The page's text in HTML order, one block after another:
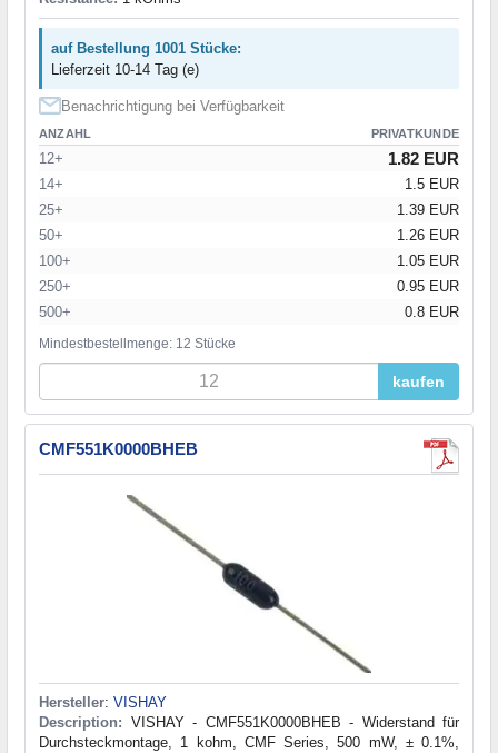
auf Bestellung 1001 Stücke:
Lieferzeit 10-14 Tag (e)
Benachrichtigung bei Verfügbarkeit
ANZAHL PRIVATKUNDE
12+ 1.82 EUR
14+
1.5 EUR
25+
1.39 EUR
50+
1.26 EUR
100+
1.05 EUR
250+
0.95 EUR
500+
0.8 EUR
Mindestbestellmenge: 12 Stücke
kaufen
CMF551K0000BHEB
Hersteller: VISHAY
Description: VISHAY - CMF551K0000BHEB - Widerstand für
Durchsteckmontage, 1 kohm, CMF Series, 500 mW, ± 0.1%,